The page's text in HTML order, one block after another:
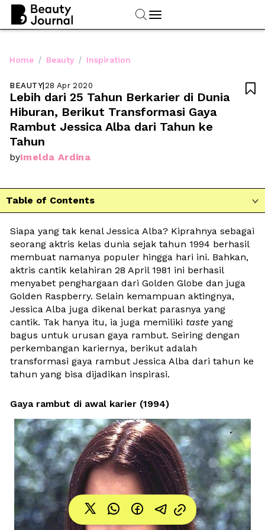
Home / Beauty / Inspiration
BEAUTY|28 Apr 2020
Lebih dari 25 Tahun Berkarier di Dunia
Hiburan, Berikut Transformasi Gaya
Rambut Jessica Alba dari Tahun ke
Tahun
byImelda Ardina

Table of Contents 
Siapa yang tak kenal Jessica Alba? Kiprahnya sebagai
seorang aktris kelas dunia sejak tahun 1994 berhasil
membuat namanya populer hingga hari ini. Bahkan,
aktris cantik kelahiran 28 April 1981 ini berhasil
menyabet penghargaan dari Golden Globe dan juga
Jessica Alba juga dikenal berkat parasnya yang
cantik. Tak hanya itu, ia juga memiliki taste yang
bagus untuk urusan gaya rambut. Seiring dengan
perkembangan kariernya, berikut adalah
transformasi gaya rambut Jessica Alba dari tahun ke
tahun yang bisa dijadikan inspirasi.
Gaya rambut di awal karier (1994)